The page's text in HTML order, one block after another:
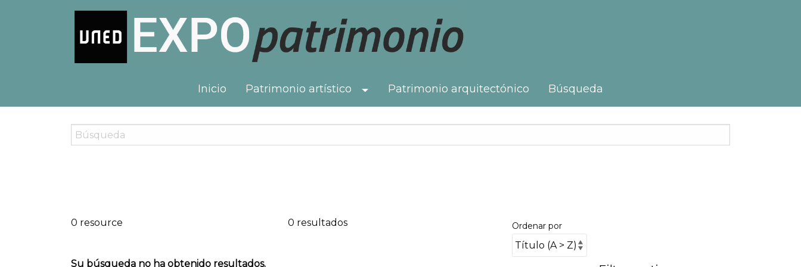
Inicio Patrimonio artístico Toggle Dropdown
Patrimonio arquitectónico Búsqueda
0 resource 0 resultados Ordenar por
Su búsqueda no ha obtenido resultados.